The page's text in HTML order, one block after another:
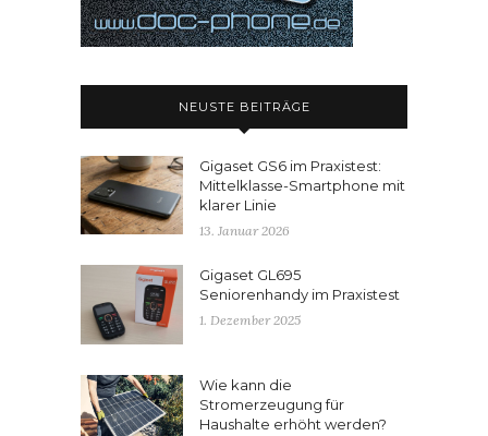
NEUSTE BEITRÄGE
Gigaset GS6 im Praxistest:
Mittelklasse-Smartphone mit
klarer Linie
13. Januar 2026
Gigaset GL695
Seniorenhandy im Praxistest
1. Dezember 2025
Wie kann die
Stromerzeugung für
Haushalte erhöht werden?